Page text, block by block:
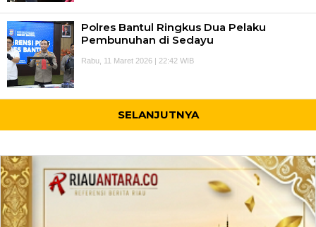
Polres Bantul Ringkus Dua Pelaku
Pembunuhan di Sedayu
Rabu, 11 Maret 2026 | 22:42 WIB
SELANJUTNYA